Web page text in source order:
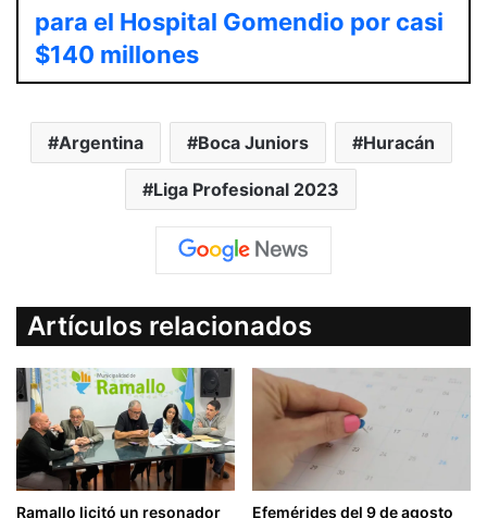
para el Hospital Gomendio por casi
$140 millones
Argentina Boca Juniors Huracán
Liga Profesional 2023
Artículos relacionados
Ramallo licitó un resonador
Efemérides del 9 de agosto